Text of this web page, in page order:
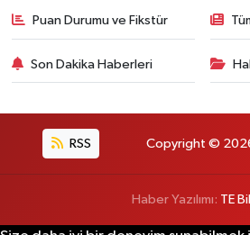
Puan Durumu ve Fikstür
Son Dakika Haberleri
RSS Copyright © 2026.
Haber Yazılımı: TE